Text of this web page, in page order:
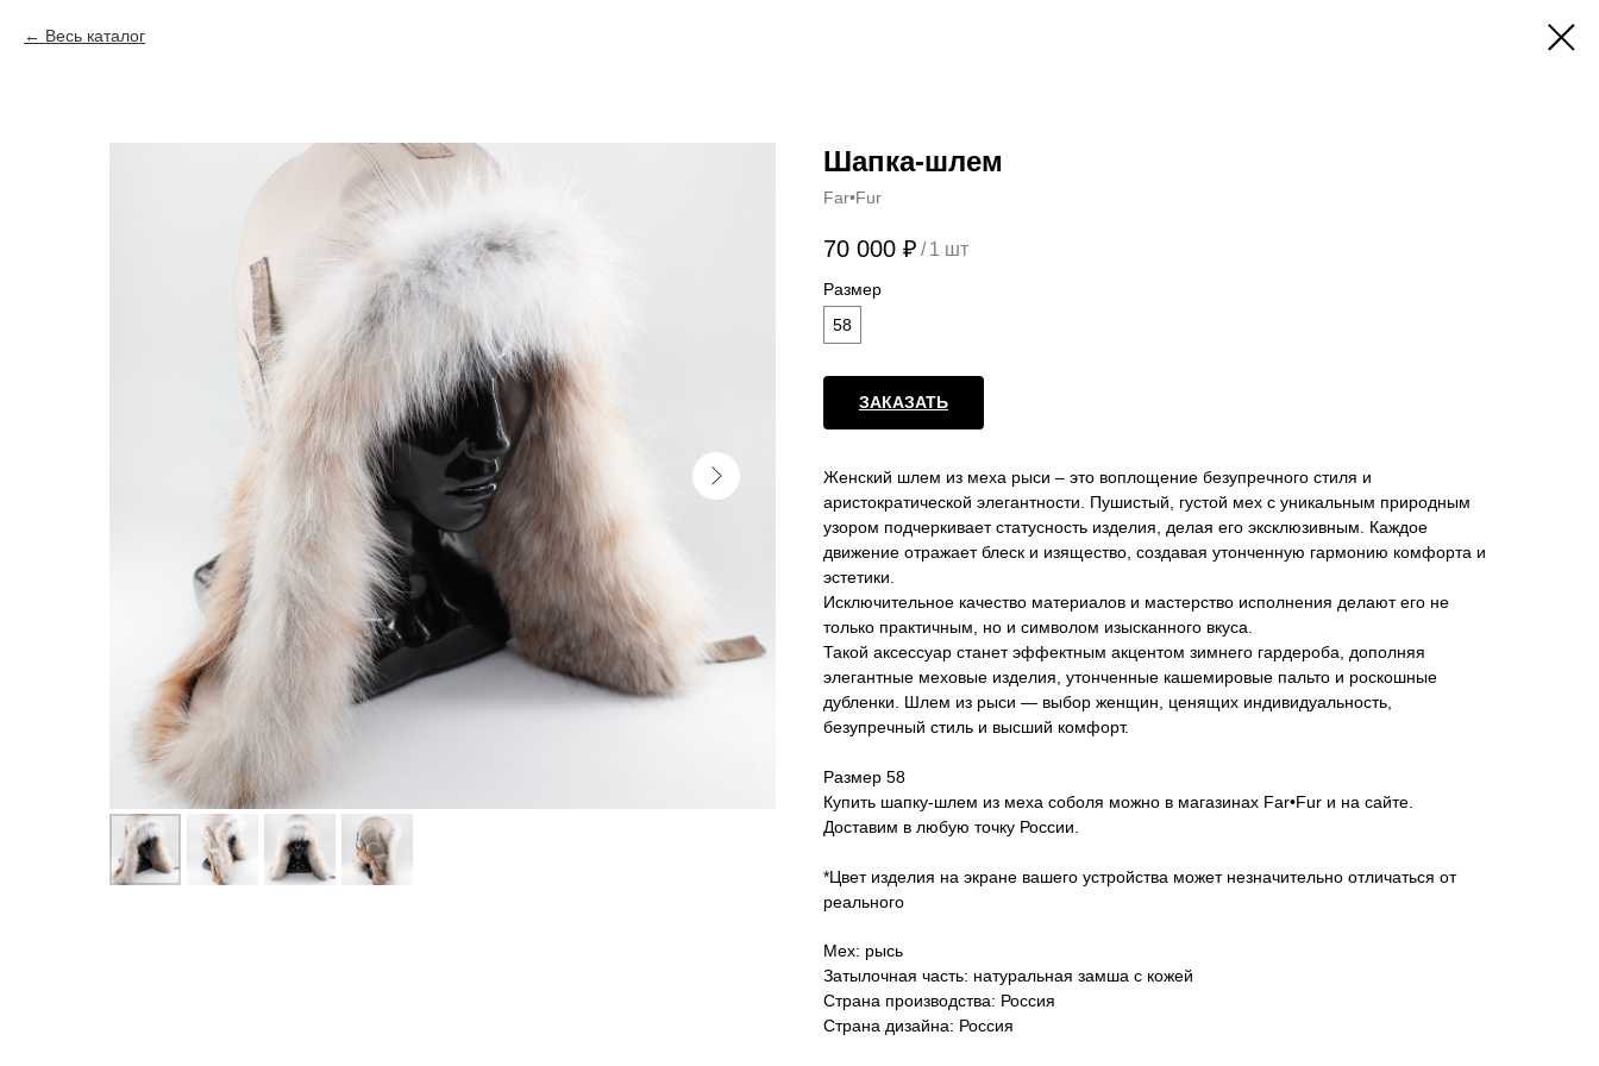
Весь каталог
Шапка-шлем
Far•Fur
70 000 ₽ / 1 шт
Размер
58
ЗАКАЗАТЬ
Женский шлем из меха рыси – это воплощение безупречного стиля и
аристократической элегантности. Пушистый, густой мех с уникальным природным
узором подчеркивает статусность изделия, делая его эксклюзивным. Каждое
движение отражает блеск и изящество, создавая утонченную гармонию комфорта и
эстетики.
Исключительное качество материалов и мастерство исполнения делают его не
только практичным, но и символом изысканного вкуса.
Такой аксессуар станет эффектным акцентом зимнего гардероба, дополняя
элегантные меховые изделия, утонченные кашемировые пальто и роскошные
дубленки. Шлем из рыси — выбор женщин, ценящих индивидуальность,
безупречный стиль и высший комфорт.
Размер 58
Купить шапку-шлем из меха соболя можно в магазинах Far•Fur и на сайте.
Доставим в любую точку России.
*Цвет изделия на экране вашего устройства может незначительно отличаться от
реального
Мех: рысь
Затылочная часть: натуральная замша с кожей
Страна производства: Россия
Страна дизайна: Россия